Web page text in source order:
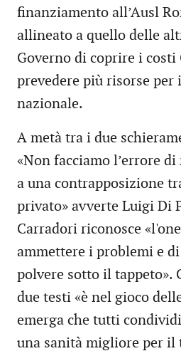
finanziamento all’Ausl
allineato a quello delle
Governo di coprire i costi
prevedere più risorse
nazionale.
A metà tra i due
«Non facciamo l’errore
a una contrapposizione
privato» avverte Luigi Di
Carradori riconosce
ammettere i problemi e
polvere sotto il tappeto».
due testi «è nel gioco
emerga che tutti
una sanità migliore per